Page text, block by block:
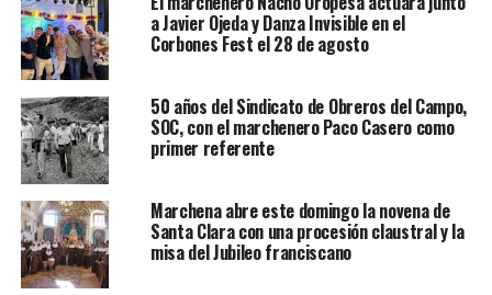
a Javier Ojeda y Danza Invisible en el
Corbones Fest el 28 de agosto
50 años del Sindicato de Obreros del Campo,
SOC, con el marchenero Paco Casero como
primer referente
Marchena abre este domingo la novena de
Santa Clara con una procesión claustral y la
misa del Jubileo franciscano